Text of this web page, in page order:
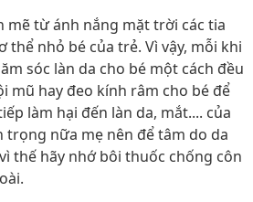
mẽ từ ánh nắng mặt trời các tia
thể nhỏ bé của trẻ. Vì vậy, mỗi khi
sóc làn da cho bé một cách đều
mũ hay đeo kính râm cho bé để
làm hại đến làn da, mắt.... của
trọng nữa mẹ nên để tâm do da
thế hãy nhớ bôi thuốc chống côn